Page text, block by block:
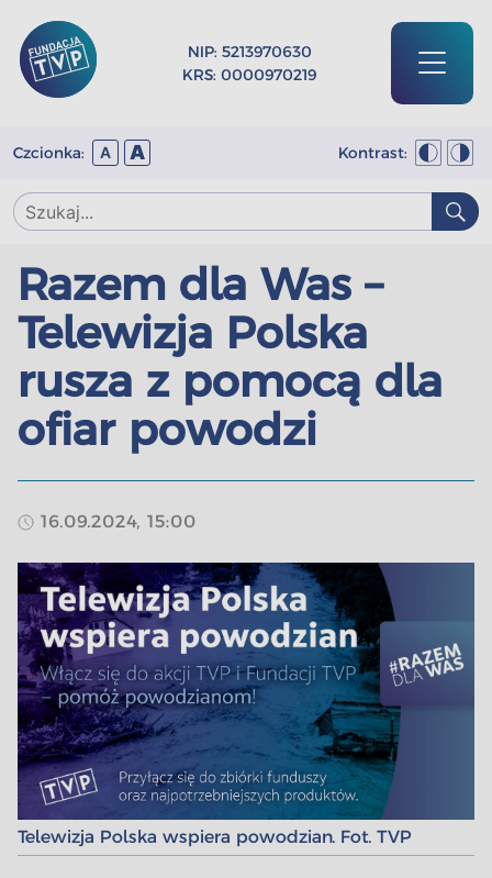
NIP: 5213970630
KRS: 0000970219
Czcionka: A A Kontrast:
Razem dla Was –
Telewizja Polska
rusza z pomocą dla
ofiar powodzi
16.09.2024, 15:00
Telewizja Polska wspiera powodzian. Fot. TVP